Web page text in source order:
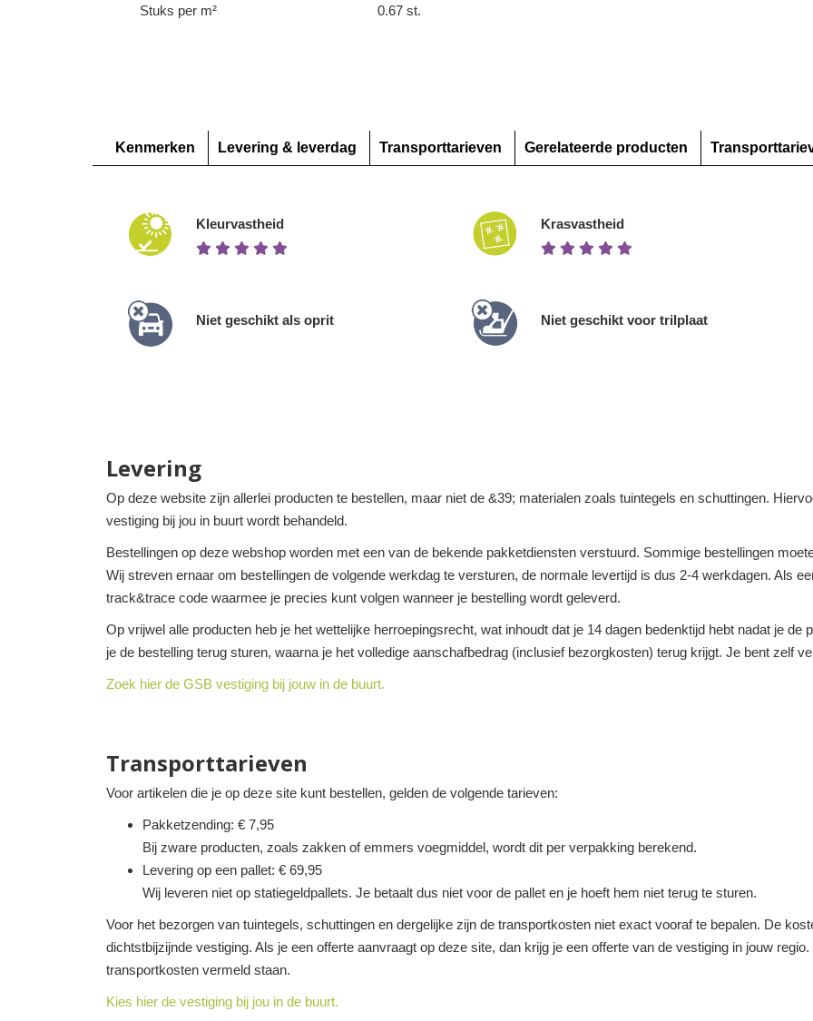
Stuks per m² 0.67 st.
Kenmerken Levering & leverdag Transporttarieven Gerelateerde producten
Kleurvastheid Krasvastheid
Niet geschikt als oprit Niet geschikt voor trilplaat
Levering
Op deze website zijn allerlei producten te bestellen, maar niet de &39; materialen zoals tuintegels en schuttingen.
vestiging bij jou in buurt wordt behandeld.
Bestellingen op deze webshop worden met een van de bekende pakketdiensten verstuurd. Sommige bestellingen
Wij streven ernaar om bestellingen de volgende werkdag te versturen, de normale levertijd is dus 2-4 werkdagen. Als
track&trace code waarmee je precies kunt volgen wanneer je bestelling wordt geleverd.
Op vrijwel alle producten heb je het wettelijke herroepingsrecht, wat inhoudt dat je 14 dagen bedenktijd hebt nadat je de
je de bestelling terug sturen, waarna je het volledige aanschafbedrag (inclusief bezorgkosten) terug krijgt. Je bent zelf
Zoek hier de GSB vestiging bij jouw in de buurt.
Transporttarieven
Voor artikelen die je op deze site kunt bestellen, gelden de volgende tarieven:
Pakketzending: € 7,95
Bij zware producten, zoals zakken of emmers voegmiddel, wordt dit per verpakking berekend.
Levering op een pallet: € 69,95
Wij leveren niet op statiegeldpallets. Je betaalt dus niet voor de pallet en je hoeft hem niet terug te sturen.
Voor het bezorgen van tuintegels, schuttingen en dergelijke zijn de transportkosten niet exact vooraf te bepalen. De
dichtstbijzijnde vestiging. Als je een offerte aanvraagt op deze site, dan krijg je een offerte van de vestiging in jouw
transportkosten vermeld staan.
Kies hier de vestiging bij jou in de buurt.